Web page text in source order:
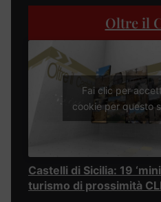
Oltre il
Fai clic per
cookie per questo
Castelli di Sicilia: 19
turismo di prossimità